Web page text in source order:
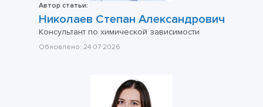
Автор статьи:
Николаев Степан Александрович
Консультант по химической зависимости
Обновлено: 24 07 2026